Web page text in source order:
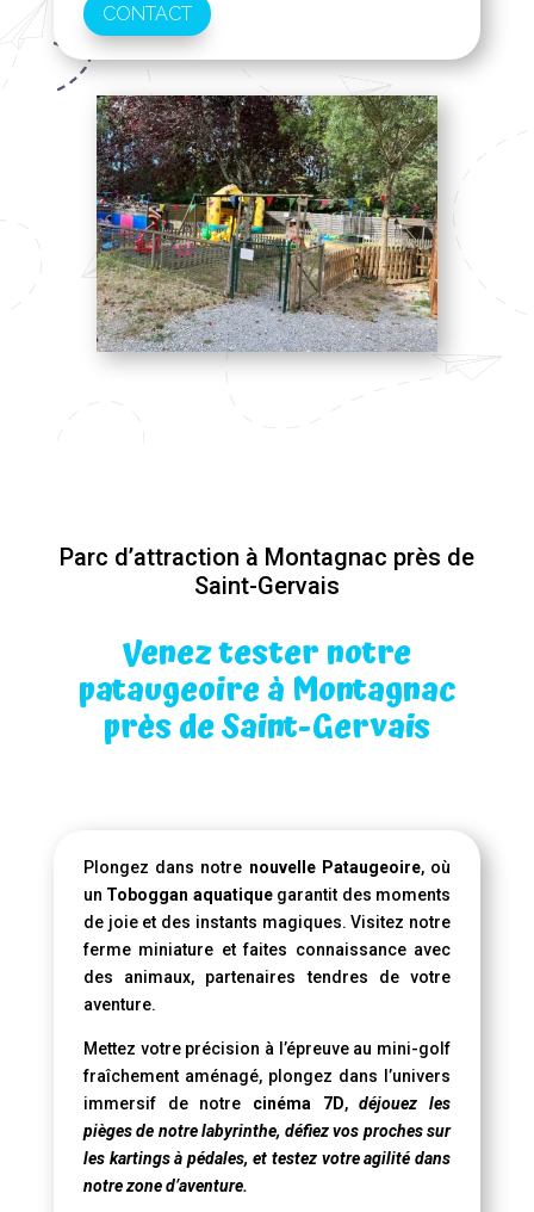
CONTACT
Parc d’attraction à Montagnac près de
Saint-Gervais
Venez tester notre
pataugeoire à Montagnac
près de Saint-Gervais
Plongez dans notre nouvelle Pataugeoire, où
un Toboggan aquatiquegarantit des moments
de joie et des instants magiques. Visitez notre
ferme miniature et faites connaissance avec
des animaux, partenaires tendres de votre
aventure.
Mettez votre précision à l’épreuve au mini-golf
fraîchement aménagé, plongez dans l’univers
immersif de notre cinéma 7D,déjouez les
pièges de notre labyrinthe, défiez vos proches sur
les kartings à pédales, et testez votre agilité dans
notre zone d’aventure.